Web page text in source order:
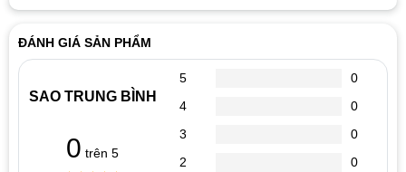
ĐÁNH GIÁ SẢN PHẨM
SAO TRUNG BÌNH
0 trên 5
5
0
4
0
3
0
2
0